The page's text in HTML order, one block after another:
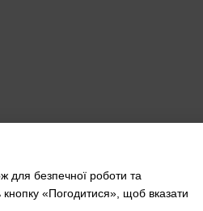
для безпечної роботи та
«Погодитися», щоб вказати